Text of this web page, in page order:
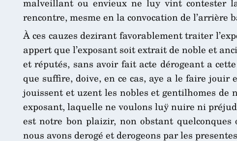
malveillant ou envieux ne luy vint contester
rencontre, mesme en la convocation de l’arrière
À ces cauzes dezirant favorablement traiter
appert que l’exposant soit extrait de noble et
et réputés, sans avoir fait acte dérogeant a
que suffire, doive, en ce cas, aye a le faire jouir
jouissent et uzent les nobles et gentilhomes de
exposant, laquelle ne voulons luÿ nuire ni
est notre bon plaizir, non obstant quelconques
nous avons derogé et derogeons par les